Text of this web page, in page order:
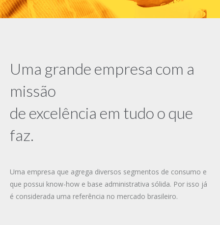
Uma grande empresa com a
missão
de excelência em tudo o que
faz.
Uma empresa que agrega diversos segmentos de consumo e
que possui know-how e base administrativa sólida. Por isso já
é considerada uma referência no mercado brasileiro.